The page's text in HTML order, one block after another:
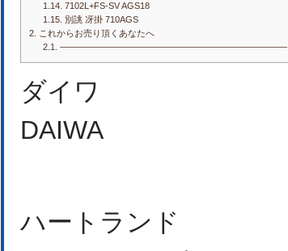
1.14. 7102L+FS-SV AGS18
1.15. 別誂 冴掛 710AGS
2.
これからお売り頂くあなたへ
2.1.
—————————————————————————–
ダイワ
DAIWA
ハートランド